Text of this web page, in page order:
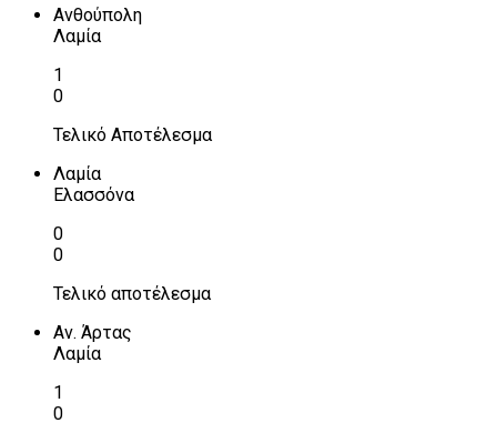
Ανθούπολη
Λαμία
1
0
Τελικό Αποτέλεσμα
Λαμία
Ελασσόνα
0
0
Τελικό αποτέλεσμα
Αν. Άρτας
Λαμία
1
0